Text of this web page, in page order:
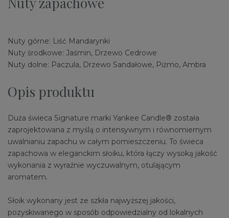
Nuty górne: Liść Mandarynki
Nuty środkowe: Jaśmin, Drzewo Cedrowe
Nuty dolne: Paczula, Drzewo Sandałowe, Piżmo, Ambra
Opis produktu
Duża świeca Signature marki Yankee Candle® została
zaprojektowana z myślą o intensywnym i równomiernym
uwalnianiu zapachu w całym pomieszczeniu. To świeca
zapachowa w eleganckim słoiku, która łączy wysoką jakość
wykonania z wyraźnie wyczuwalnym, otulającym
aromatem.
Słoik wykonany jest ze szkła najwyższej jakości,
pozyskiwanego w sposób odpowiedzialny od lokalnych